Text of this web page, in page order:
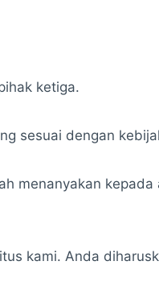
ketiga.
sesuai dengan
menanyakan
kami. Anda